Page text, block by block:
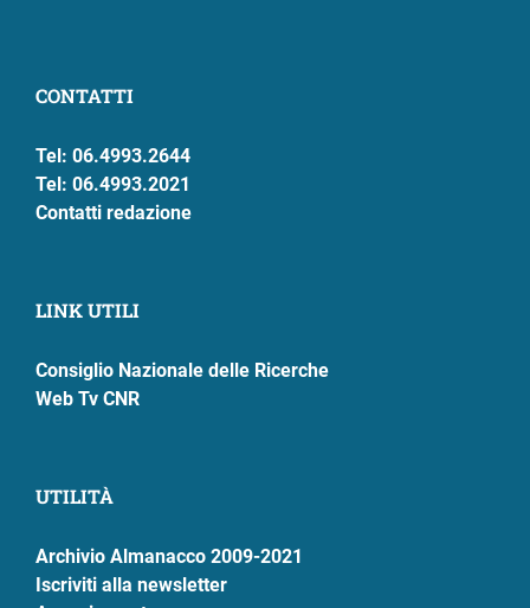
CONTATTI
Tel: 06.4993.2644
Tel: 06.4993.2021
Contatti redazione
LINK UTILI
Consiglio Nazionale delle Ricerche
Web Tv CNR
UTILITÀ
Archivio Almanacco 2009-2021
Iscriviti alla newsletter